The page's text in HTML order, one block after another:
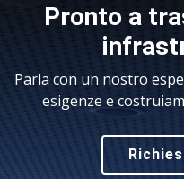
Pronto a
Parla con un nostro
esigenze e